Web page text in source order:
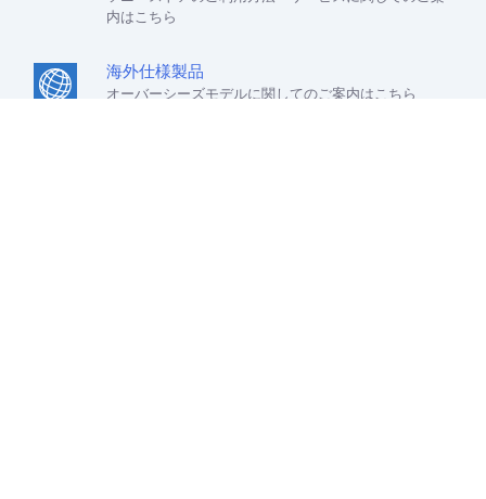
内はこちら
海外仕様製品
オーバーシーズモデルに関してのご案内はこちら